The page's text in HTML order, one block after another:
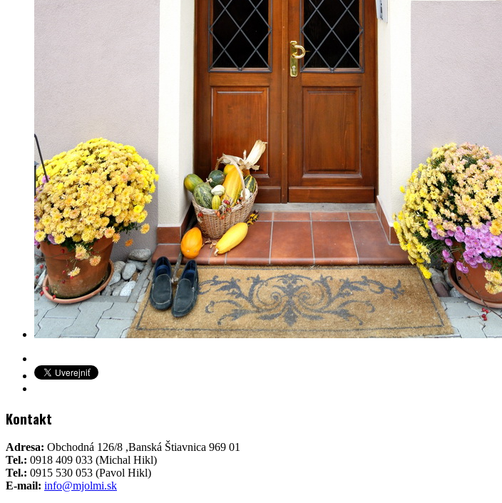
Kontakt
Adresa: Obchodná 126/8 ,Banská Štiavnica 969 01
Tel.: 0918 409 033 (Michal Hikl)
Tel.: 0915 530 053 (Pavol Hikl)
E-mail: info@mjolmi.sk